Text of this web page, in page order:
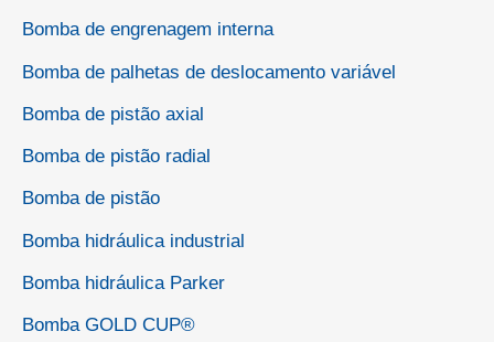
Bomba de engrenagem interna
Bomba de palhetas de deslocamento variável
Bomba de pistão axial
Bomba de pistão radial
Bomba de pistão
Bomba hidráulica industrial
Bomba hidráulica Parker
Bomba GOLD CUP®